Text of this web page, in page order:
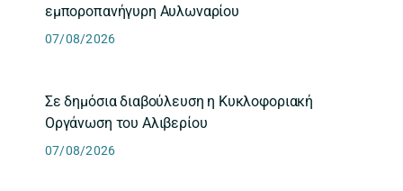
εμποροπανήγυρη Αυλωναρίου
07/08/2026
Σε δημόσια διαβούλευση η Κυκλοφοριακή
Οργάνωση του Αλιβερίου
07/08/2026